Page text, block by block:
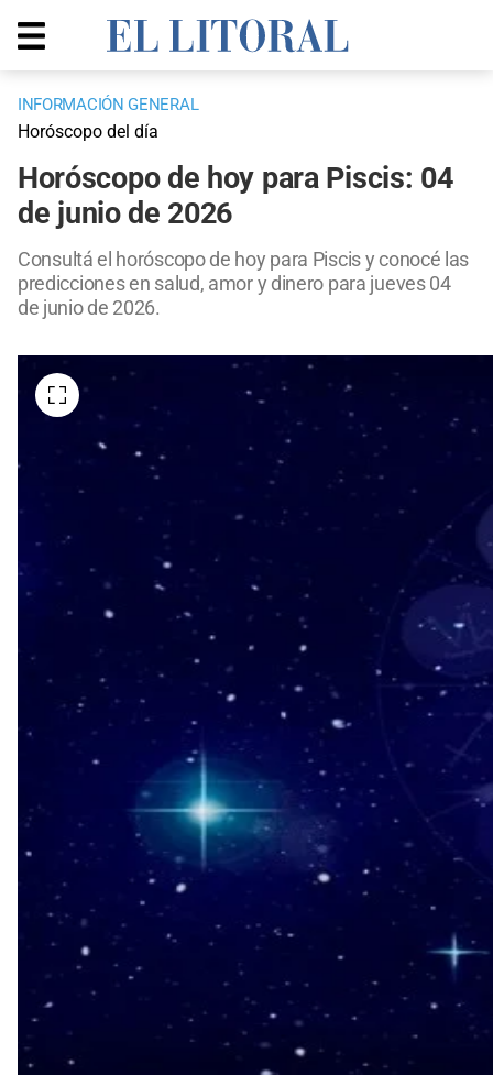
INFORMACIÓN GENERAL
Horóscopo del día
Horóscopo de hoy para Piscis: 04
de junio de 2026
Consultá el horóscopo de hoy para Piscis y conocé las
predicciones en salud, amor y dinero para jueves 04
de junio de 2026.